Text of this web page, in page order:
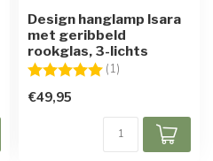
Design hanglamp Isara
met geribbeld
rookglas, 3-lichts
Beoordeling: (1)
€49,95